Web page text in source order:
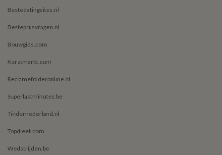
Bestedatingsites.nl
Besteprijsvragen.nl
Bouwgids.com
Kerstmarkt.com
Reclamefolderonline.nl
Superlastminutes.be
Tindernederland.nl
Topdieet.com
Wedstrijden.be